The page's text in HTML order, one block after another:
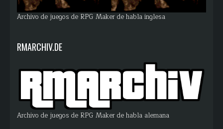
Archivo de juegos de RPG Maker de habla inglesa
RMARCHIV.DE
Archivo de juegos de RPG Maker de habla alemana